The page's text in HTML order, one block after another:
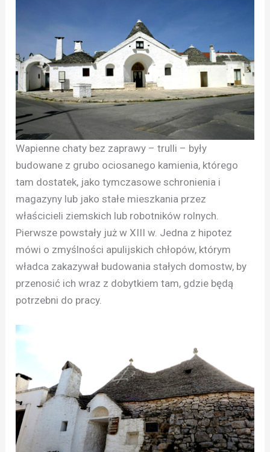
Wapienne chaty bez zaprawy – trulli – były
budowane z grubo ociosanego kamienia, którego
tam dostatek, jako tymczasowe schronienia i
magazyny lub jako stałe mieszkania przez
właścicieli ziemskich lub robotników rolnych.
Pierwsze powstały już w XIII w. Jedna z hipotez
mówi o zmyślności apulijskich chłopów, którym
władca zakazywał budowania stałych domostw, by
przenosić ich wraz z dobytkiem tam, gdzie będą
potrzebni do pracy.